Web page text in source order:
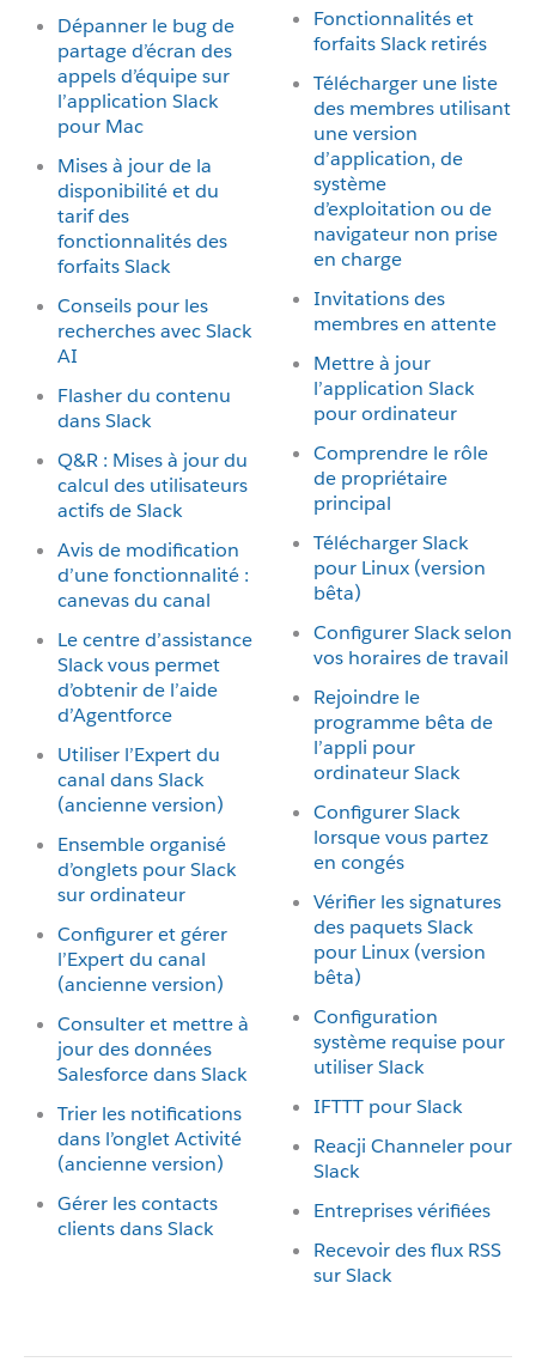
Dépanner le bug de
partage d’écran des
appels d’équipe sur
l’application Slack
pour Mac
Mises à jour de la
disponibilité et du
tarif des
fonctionnalités des
forfaits Slack
Conseils pour les
recherches avec Slack
AI
Flasher du contenu
dans Slack
Q&R : Mises à jour du
calcul des utilisateurs
actifs de Slack
Avis de modification
d’une fonctionnalité :
canevas du canal
Le centre d’assistance
Slack vous permet
d’obtenir de l’aide
d’Agentforce
Utiliser l’Expert du
canal dans Slack
(ancienne version)
Ensemble organisé
d’onglets pour Slack
sur ordinateur
Configurer et gérer
l’Expert du canal
(ancienne version)
Consulter et mettre à
jour des données
Salesforce dans Slack
Trier les notifications
dans l’onglet Activité
(ancienne version)
Gérer les contacts
clients dans Slack
Fonctionnalités et
forfaits Slack retirés
Télécharger une liste
des membres utilisant
une version
d’application, de
système
d’exploitation ou de
navigateur non prise
en charge
Invitations des
membres en attente
Mettre à jour
l’application Slack
pour ordinateur
Comprendre le rôle
de propriétaire
principal
Télécharger Slack
pour Linux (version
bêta)
Configurer Slack selon
vos horaires de travail
Rejoindre le
programme bêta de
l’appli pour
ordinateur Slack
Configurer Slack
lorsque vous partez
en congés
Vérifier les signatures
des paquets Slack
pour Linux (version
bêta)
Configuration
système requise pour
utiliser Slack
IFTTT pour Slack
Reacji Channeler pour
Slack
Entreprises vérifiées
Recevoir des flux RSS
sur Slack